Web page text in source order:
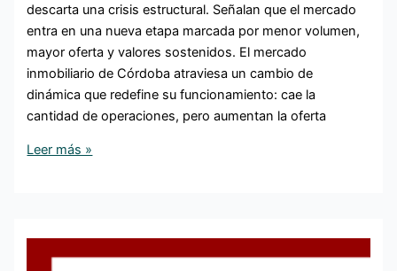
descarta una crisis estructural. Señalan que el mercado
entra en una nueva etapa marcada por menor volumen,
mayor oferta y valores sostenidos. El mercado
inmobiliario de Córdoba atraviesa un cambio de
dinámica que redefine su funcionamiento: cae la
cantidad de operaciones, pero aumentan la oferta
Leer más »